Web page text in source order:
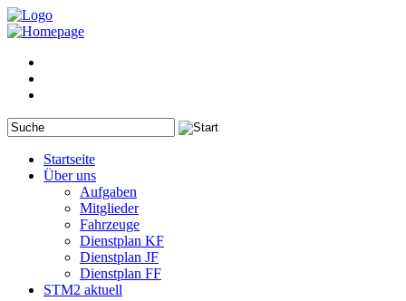
Startseite
Über uns
Aufgaben
Mitglieder
Fahrzeuge
Dienstplan KF
Dienstplan JF
Dienstplan FF
STM2 aktuell